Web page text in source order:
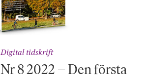
Digital tidskrift
Nr 8 2022 – Den första